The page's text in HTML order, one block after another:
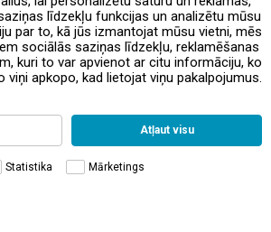
līdzekļu funkcijas un analizētu mūsu
par to, kā jūs izmantojat mūsu vietni, mēs
sociālās saziņas līdzekļu, reklamēšanas
kuri to var apvienot ar citu informāciju, ko
viņi apkopo, kad lietojat viņu pakalpojumus.
Atļaut visu
Statistika Mārketings